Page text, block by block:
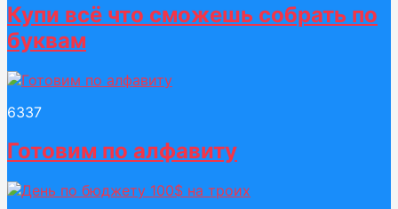
Купи всё что сможешь собрать по
буквам
6337
Готовим по алфавиту